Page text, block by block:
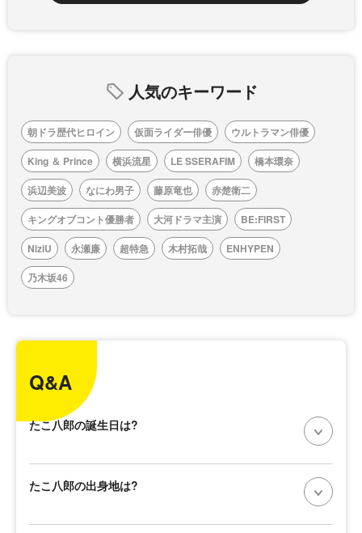
人気のキーワード
朝ドラ歴代ヒロイン 仮面ライダー俳優
ウルトラマン俳優
King ＆ Prince
横浜流星 LE SSERAFIM
橋本環奈
浜辺美波
なにわ男子 藤原竜也
赤楚衛二
キングオブコント優勝者
大河ドラマ主演
BE:FIRST
NiziU
永瀬廉 超特急 木村拓哉
ENHYPEN
乃木坂46
Q&A
たこ八郎の誕生日は?
たこ八郎の出身地は?